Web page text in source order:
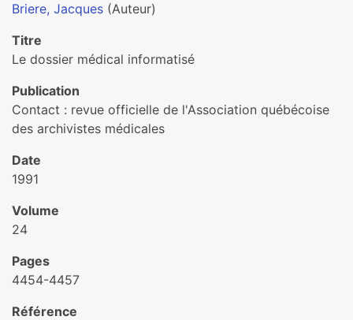
Briere, Jacques (Auteur)
Titre
Le dossier médical informatisé
Publication
Contact : revue officielle de l'Association québécoise
des archivistes médicales
Date
1991
Volume
24
Pages
4454-4457
Référence